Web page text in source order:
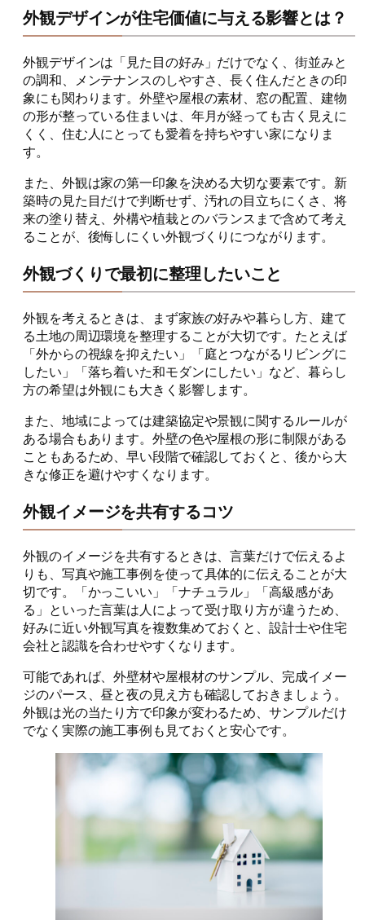
外観デザインが住宅価値に与える影響とは？
外観デザインは「見た目の好み」だけでなく、街並みと
の調和、メンテナンスのしやすさ、長く住んだときの印
象にも関わります。外壁や屋根の素材、窓の配置、建物
の形が整っている住まいは、年月が経っても古く見えに
くく、住む人にとっても愛着を持ちやすい家になりま
す。
また、外観は家の第一印象を決める大切な要素です。新
築時の見た目だけで判断せず、汚れの目立ちにくさ、将
来の塗り替え、外構や植栽とのバランスまで含めて考え
ることが、後悔しにくい外観づくりにつながります。
外観づくりで最初に整理したいこと
外観を考えるときは、まず家族の好みや暮らし方、建て
る土地の周辺環境を整理することが大切です。たとえば
「外からの視線を抑えたい」「庭とつながるリビングに
したい」「落ち着いた和モダンにしたい」など、暮らし
方の希望は外観にも大きく影響します。
また、地域によっては建築協定や景観に関するルールが
ある場合もあります。外壁の色や屋根の形に制限がある
こともあるため、早い段階で確認しておくと、後から大
きな修正を避けやすくなります。
外観イメージを共有するコツ
外観のイメージを共有するときは、言葉だけで伝えるよ
りも、写真や施工事例を使って具体的に伝えることが大
切です。「かっこいい」「ナチュラル」「高級感があ
る」といった言葉は人によって受け取り方が違うため、
好みに近い外観写真を複数集めておくと、設計士や住宅
会社と認識を合わせやすくなります。
可能であれば、外壁材や屋根材のサンプル、完成イメー
ジのパース、昼と夜の見え方も確認しておきましょう。
外観は光の当たり方で印象が変わるため、サンプルだけ
でなく実際の施工事例も見ておくと安心です。